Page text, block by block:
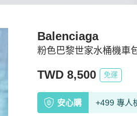
粉色巴黎世家水桶機車
Balenciaga
TWD 8,500 免運
安心購 +499 專人